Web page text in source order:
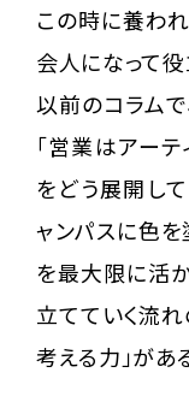
この時に養われ
会人になって役
以前のコラム
「営業はアーテ
をどう展開し
ャンパスに色を
を最大限に活
立てていく流れ
考える力」があ